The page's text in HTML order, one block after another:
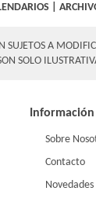
SUJETOS A
SOLO
Información
Sobre
Contacto
Novedades